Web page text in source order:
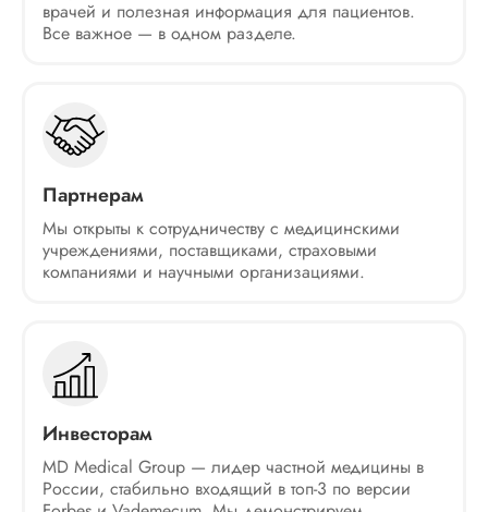
врачей и полезная информация для пациентов.
Все важное — в одном разделе.
Партнерам
Мы открыты к сотрудничеству с медицинскими
учреждениями, поставщиками, страховыми
компаниями и научными организациями.
Инвесторам
MD Medical Group — лидер частной медицины в
России, стабильно входящий в топ-3 по версии